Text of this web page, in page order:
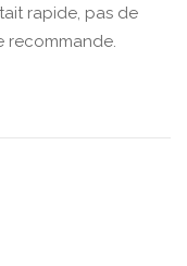
rapide, pas de
recommande.